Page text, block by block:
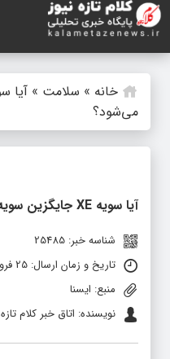
خانه » سلامت »
می‌شود؟
آیا سویه XE جایگزین سویه دلتا می‌شود؟
شناسه خبر: 25485
تاریخ و زمان ارسال: 25 فروردین 1401 ساعت 13:19
منبع: ایسنا
نویسنده: اتاق خبر کلام تازه